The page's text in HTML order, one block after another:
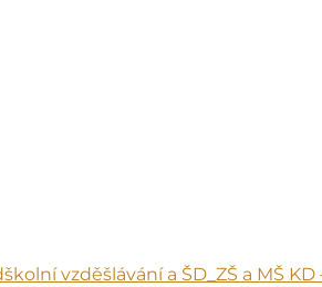
vzděšlávání a ŠD_ZŠ a MŠ KD